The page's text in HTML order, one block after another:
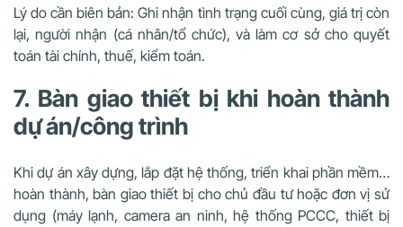
Lý do cần biên bản: Ghi nhận tình trạng cuối cùng, giá trị còn
lại, người nhận (cá nhân/tổ chức), và làm cơ sở cho quyết
toán tài chính, thuế, kiểm toán.
7. Bàn giao thiết bị khi hoàn thành
dự án/công trình
Khi dự án xây dựng, lắp đặt hệ thống, triển khai phần mềm…
hoàn thành, bàn giao thiết bị cho chủ đầu tư hoặc đơn vị sử
dụng (máy lạnh, camera an ninh, hệ thống PCCC, thiết bị